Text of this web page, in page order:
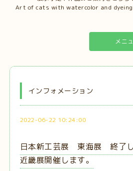
Art of cats with watercolor and dyeing
メニ
インフォメーション
2022-06-22 10:24:00
日本新工芸展 東海展 終了
近畿展開催します。